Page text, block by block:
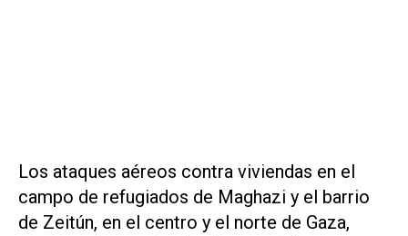
Los ataques aéreos contra viviendas en el
campo de refugiados de Maghazi y el barrio
de Zeitún, en el centro y el norte de Gaza,